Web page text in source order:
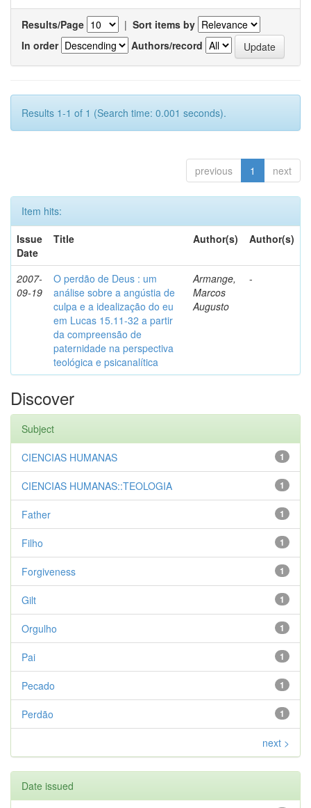
Results/Page | Sort items by
In order
Authors/record
Results 1-1 of 1 (Search time: 0.001 seconds).
previous 1 next
Item hits:
Issue
Date
Title Author(s) Author(s)
2007-
09-19
O perdão de Deus : um
análise sobre a angústia de
culpa e a idealização do eu
em Lucas 15.11-32 a partir
da compreensão de
paternidade na perspectiva
teológica e psicanalítica
Armange,
Marcos
Augusto
-
Discover
Subject
1
CIENCIAS HUMANAS
1
CIENCIAS HUMANAS::TEOLOGIA
1
Father
1
Filho
1
Forgiveness
1
Gilt
1
Orgulho
1
Pai
1
Pecado
1
Perdão
next >
Date issued